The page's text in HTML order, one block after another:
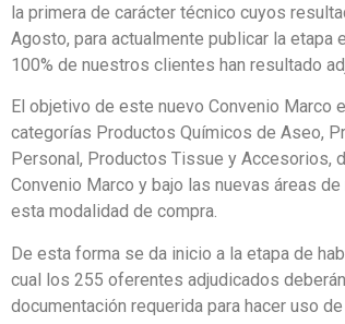
la primera de carácter técnico cuyos
Agosto, para actualmente publicar la etapa
100% de nuestros clientes han resultado
El objetivo de este nuevo Convenio Marco
categorías Productos Químicos de Aseo,
Personal, Productos Tissue y Accesorios,
Convenio Marco y bajo las nuevas áreas
esta modalidad de compra.
De esta forma se da inicio a la etapa de
cual los 255 oferentes adjudicados
documentación requerida para hacer uso